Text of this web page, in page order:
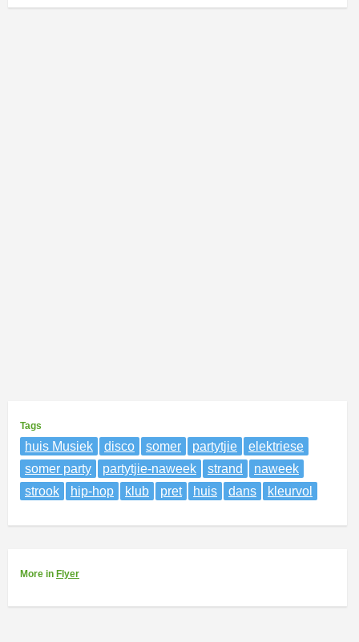
Tags
huis Musiek disco somer partytjie
elektriese
somer party
partytjie-naweek strand
naweek
strook
hip-hop klub pret huis dans kleurvol
More in Flyer